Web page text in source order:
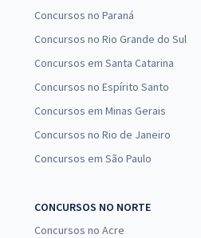
Concursos no Paraná
Concursos no Rio Grande do Sul
Concursos em Santa Catarina
Concursos no Espírito Santo
Concursos em Minas Gerais
Concursos no Rio de Janeiro
Concursos em São Paulo
CONCURSOS NO NORTE
Concursos no Acre